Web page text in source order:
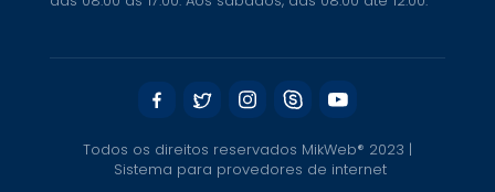
Todos os direitos reservados MikWeb® 2023 |
Sistema para provedores de internet